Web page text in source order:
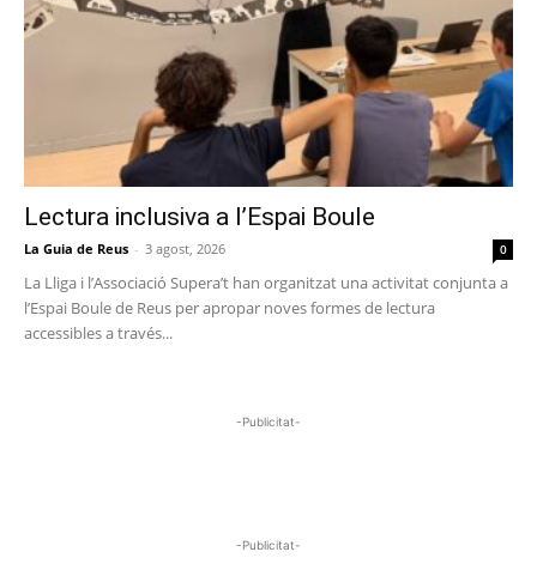
Lectura inclusiva a l’Espai Boule
La Guia de Reus - 3 agost, 2026 0
La Lliga i l’Associació Supera’t han organitzat una activitat conjunta a
l’Espai Boule de Reus per apropar noves formes de lectura
accessibles a través...
-Publicitat-
-Publicitat-